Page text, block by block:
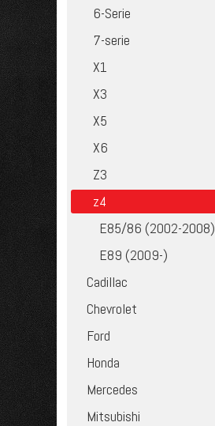
6-Serie
7-serie
X1
X3
X5
X6
Z3
z4
E85/86 (2002-2008)
E89 (2009-)
Cadillac
Chevrolet
Ford
Honda
Mercedes
Mitsubishi